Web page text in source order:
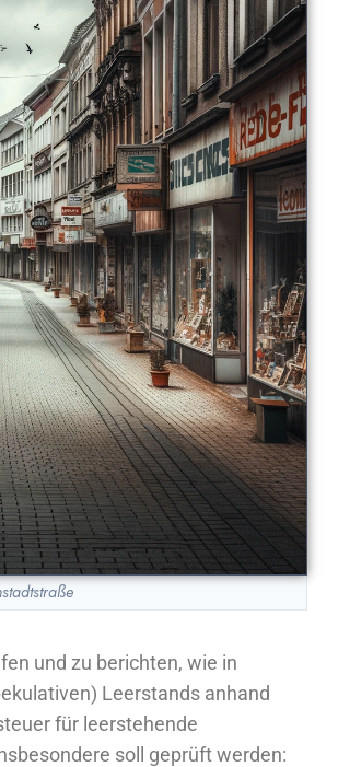
und zu berichten, wie in
Leerstands anhand
für leerstehende
soll geprüft werden: